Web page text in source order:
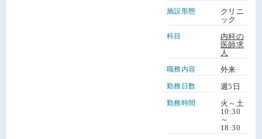
施設形態
クリニ
ック
科目
内科の
医師求
人
職務内容 外来
勤務日数 週5日
勤務時間
火～土
10:30
～
18:30